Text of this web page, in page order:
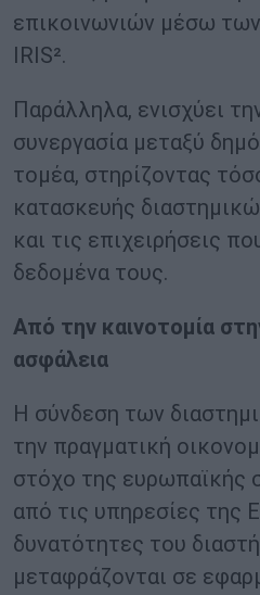
επικοινωνιών μέσω των
IRIS².
Παράλληλα, ενισχύει
συνεργασία μεταξύ
τομέα, στηρίζοντας
κατασκευής
και τις επιχειρήσεις
δεδομένα τους.
Από την καινοτομία
ασφάλεια
Η σύνδεση των
την πραγματική
στόχο της ευρωπαϊκής
από τις υπηρεσίες της
δυνατότητες του
μεταφράζονται σε